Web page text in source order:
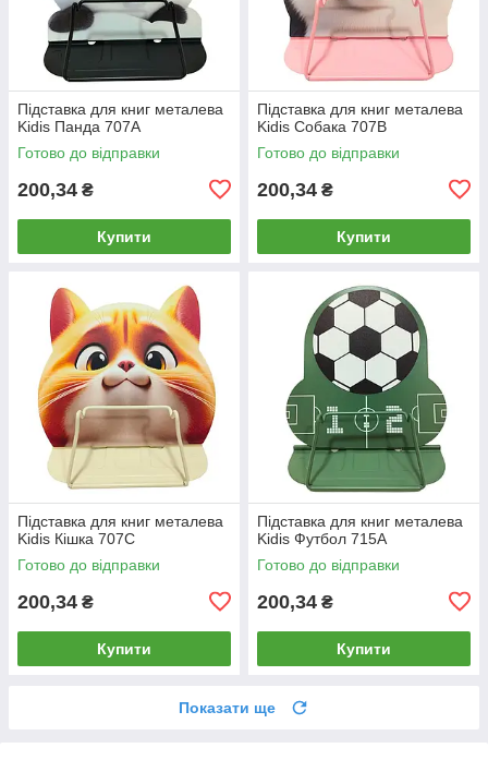
Підставка для книг металева
Kidis Панда 707A
Готово до відправки
200,34 ₴
Купити
Підставка для книг металева
Kidis Собака 707B
Готово до відправки
200,34 ₴
Купити
Підставка для книг металева
Kidis Кішка 707C
Готово до відправки
200,34 ₴
Купити
Підставка для книг металева
Kidis Футбол 715A
Готово до відправки
200,34 ₴
Купити
Показати ще